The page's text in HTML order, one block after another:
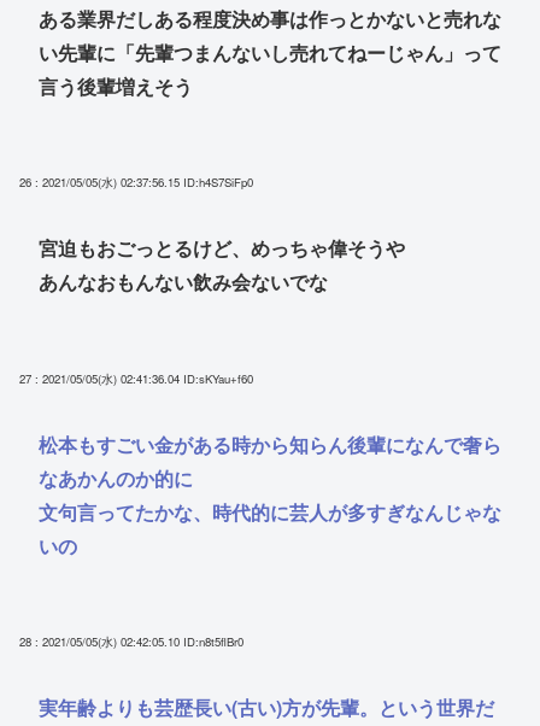
ある業界だしある程度決め事は作っとかないと売れな
い先輩に「先輩つまんないし売れてねーじゃん」って
言う後輩増えそう
26 : 2021/05/05(水) 02:37:56.15 ID:h4S7SiFp0
宮迫もおごっとるけど、めっちゃ偉そうや
あんなおもんない飲み会ないでな
27 : 2021/05/05(水) 02:41:36.04 ID:sKYau+f60
松本もすごい金がある時から知らん後輩になんで奢ら
なあかんのか的に
文句言ってたかな、時代的に芸人が多すぎなんじゃな
いの
28 : 2021/05/05(水) 02:42:05.10 ID:n8t5flBr0
実年齢よりも芸歴長い(古い)方が先輩。という世界だ